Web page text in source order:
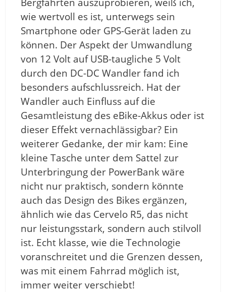
wie wertvoll es ist, unterwegs sein
Smartphone oder GPS-Gerät laden zu
können. Der Aspekt der Umwandlung
von 12 Volt auf USB-taugliche 5 Volt
durch den DC-DC Wandler fand ich
besonders aufschlussreich. Hat der
Wandler auch Einfluss auf die
Gesamtleistung des eBike-Akkus oder ist
dieser Effekt vernachlässigbar? Ein
weiterer Gedanke, der mir kam: Eine
kleine Tasche unter dem Sattel zur
Unterbringung der PowerBank wäre
nicht nur praktisch, sondern könnte
auch das Design des Bikes ergänzen,
ähnlich wie das Cervelo R5, das nicht
nur leistungsstark, sondern auch stilvoll
ist. Echt klasse, wie die Technologie
voranschreitet und die Grenzen dessen,
was mit einem Fahrrad möglich ist,
immer weiter verschiebt!